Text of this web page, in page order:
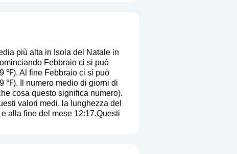
più alta in Isola del Natale in
Febbraio ci si può
℉). Al fine Febbraio ci si può
℉). Il numero medio di giorni di
cosa questo significa numero).
valori medi. la lunghezza del
alla fine del mese 12:17.Questi